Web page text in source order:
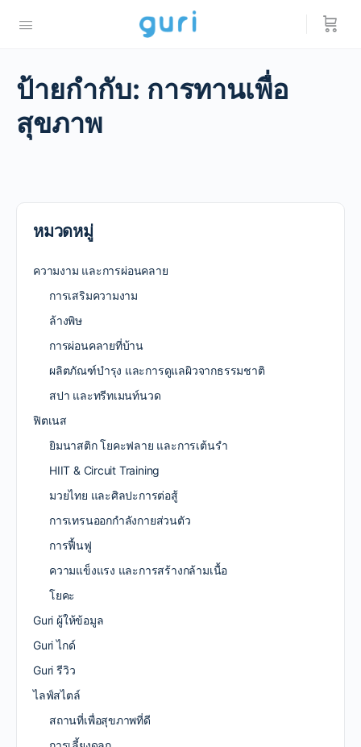
ป้ายกำกับ: การทานเพื่อ
สุขภาพ
หมวดหมู่
ความงาม และการผ่อนคลาย
การเสริมความงาม
ล้างพิษ
การผ่อนคลายที่บ้าน
ผลิตภัณฑ์บำรุง และการดูแลผิวจากธรรมชาติ
สปา และทรีทเมนท์นวด
ฟิตเนส
ยิมนาสติก โยคะฟลาย และการเต้นรำ
HIIT & Circuit Training
มวยไทย และศิลปะการต่อสู้
การเทรนออกกำลังกายส่วนตัว
การฟื้นฟู
ความแข็งแรง และการสร้างกล้ามเนื้อ
โยคะ
Guri ผู้ให้ข้อมูล
Guri ไกด์
Guri รีวิว
ไลฟ์สไตล์
สถานที่เพื่อสุขภาพที่ดี